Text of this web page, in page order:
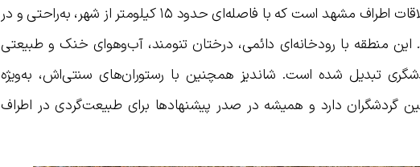
شاندیز یکی از سرسبزترین و معروف‌ترین ییلاقات اطراف مشهد است که با فاصله‌ای حدود ۱۵ کیلومتر از شهر، به‌راحتی و در
منطقه با رودخانه‌ای دائمی، درختان تنومند، آب‌و‌هوای خنک و طبیعتی
تبدیل شده است. شاندیز همچنین با رستوران‌های سنتی‌اش، به‌ویژه
گردشگران دارد و همیشه در صدر پیشنهادها برای طبیعت‌گردی در اطراف